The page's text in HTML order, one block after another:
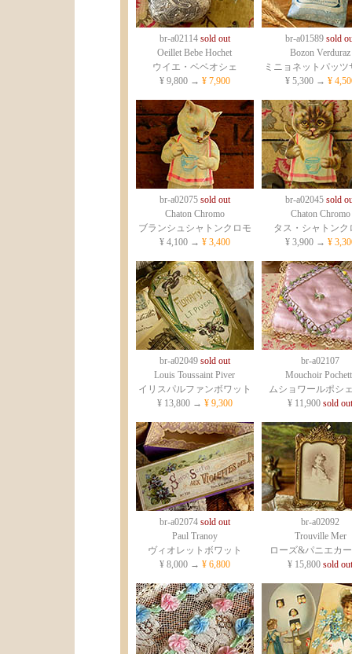
br-a02114sold out
Oeillet Bebe Hochet
ウイエ・ベベオシェ
¥ 9,800 → ¥ 7,900
br-a01589sold
Bozon Verduraz
ミニョネットパッツ
¥ 5,300 → ¥
br-a02075sold out
Chaton Chromo
ブランシュシャトンクロモ
¥ 4,100 → ¥ 3,400
br-a02045sold
Chaton Chromo
タス・シャトンク
¥ 3,900 → ¥
br-a02049sold out
Louis Toussaint Piver
イリスパルファンボワット
¥ 13,800 → ¥ 9,300
br-a02107
Mouchoir
ムショワールポシ
¥ 11,900 sold out
br-a02074sold out
Paul Tranoy
ヴィオレットボワット
¥ 8,000 → ¥ 6,800
br-a02092
Trouville Mer
ローズ&パニエカ
¥ 15,800 sold out